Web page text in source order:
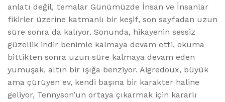
anlatı değil, temalar Günümüzde İnsan ve İnsanlar
fikirler üzerine katmanlı bir keşif, son sayfadan uzun
süre sonra da kalıyor. Sonunda, hikayenin sessiz
güzellik indir benimle kalmaya devam etti, okuma
bittikten sonra uzun süre kalmaya devam eden
yumuşak, altın bir ışığa benziyor. Aigredoux, büyük
ama çürüyen ev, kendi başına bir karakter haline
geliyor, Tennyson’un ortaya çıkarmak için kararlı